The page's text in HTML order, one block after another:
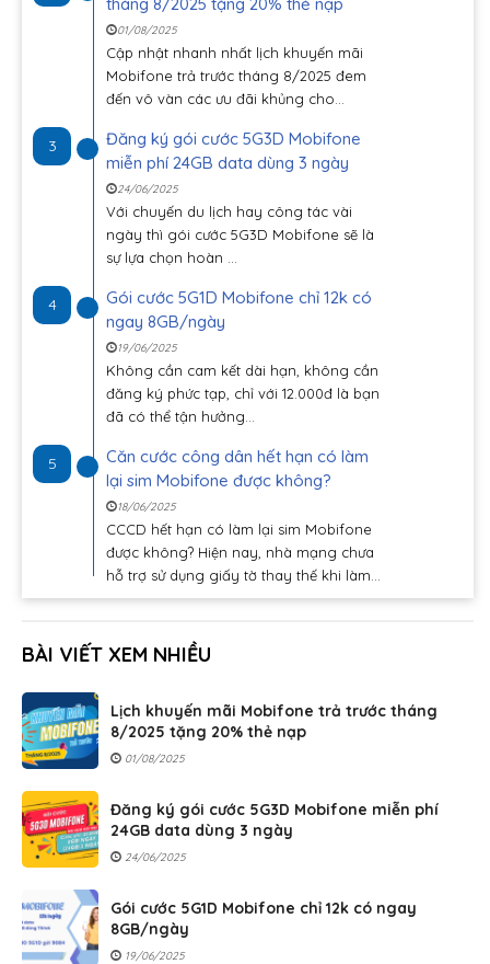
01/08/2025
Cập nhật nhanh nhất lịch khuyến mãi
Mobifone trả trước tháng 8/2025 đem
đến vô vàn các ưu đãi khủng cho...
3
Đăng ký gói cước 5G3D Mobifone
miễn phí 24GB data dùng 3 ngày
24/06/2025
Với chuyến du lịch hay công tác vài
ngày thì gói cước 5G3D Mobifone sẽ là
sự lựa chọn hoàn ...
4
Gói cước 5G1D Mobifone chỉ 12k có
ngay 8GB/ngày
19/06/2025
Không cần cam kết dài hạn, không cần
đăng ký phức tạp, chỉ với 12.000đ là bạn
đã có thể tận hưởng...
5
Căn cước công dân hết hạn có làm
lại sim Mobifone được không?
18/06/2025
CCCD hết hạn có làm lại sim Mobifone
được không? Hiện nay, nhà mạng chưa
hỗ trợ sử dụng giấy tờ thay thế khi làm...
BÀI VIẾT XEM NHIỀU
Lịch khuyến mãi Mobifone trả trước tháng
8/2025 tặng 20% thẻ nạp
01/08/2025
Đăng ký gói cước 5G3D Mobifone miễn phí
24GB data dùng 3 ngày
24/06/2025
Gói cước 5G1D Mobifone chỉ 12k có ngay
8GB/ngày
19/06/2025